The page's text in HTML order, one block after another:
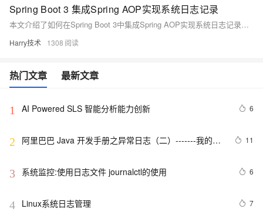
Spring Boot 3 集成Spring AOP实现系统日志记录
本文介绍了如何在Spring Boot 3中集成Spring AOP实现系统日志记录功能。通过定义`SysLog`注解和配置相应的AOP切面，可以在方法执行前后自动记录日志信息，包括操作的开始时间、结束时间、请求参数、返回结果、异常信息等，并将这些信息保存到数据库中。此外，还使用了`ThreadLocal`变量来存储每个线程独立的日志数据，确保线程安全。文中还展示了项目实战中的部分代码片段，以及基于Spring Boot 3 + Vue 3构建的快速开发框架的简介与内置功能列表。此框架结合了当前主流技术栈，提供了用户管理、权限控制、接口文档自动生成等多项实用特性。
Harry技术 1308
热门文章 最新文章
1 AI Powered SLS 智能分析能力创新 6
2
阿里巴巴 Java 开发手册之异常日志（二）-------我的经
11
3 系统监控:使用日志文件 journalctl的使用 6
4 Linux系统日志管理 7